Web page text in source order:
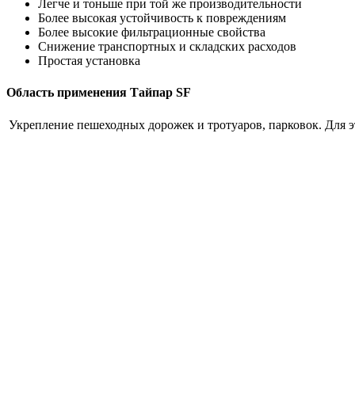
Легче и тоньше при той же производительности
Более высокая устойчивость к повреждениям
Более высокие фильтрационные свойства
Снижение транспортных и складских расходов
Простая установка
Область применения Тайпар SF
Укрепление пешеходных дорожек и тротуаров, парковок. Для